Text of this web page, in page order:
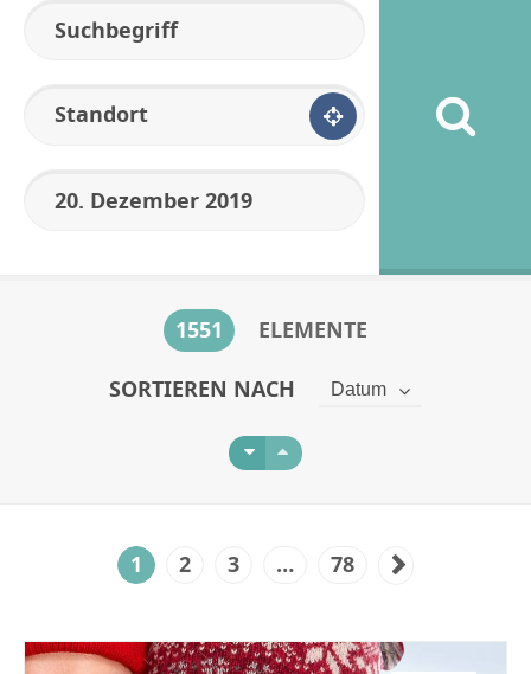
Standort
1551
ELEMENTE
SORTIEREN NACH
Datum
1 2 3 … 78